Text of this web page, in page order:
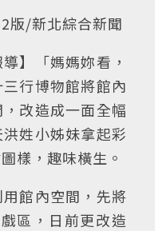
版/新北綜合新聞
】「媽媽妳看，
行博物館將館內
改造成一面全幅
姓小姊妹拿起彩
樣，趣味橫生。
館內空間，先將
區，日前更改造